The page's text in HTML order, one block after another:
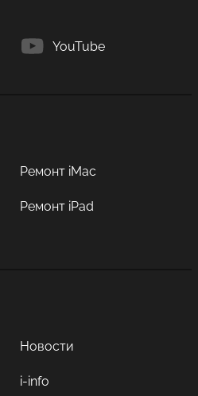
YouTube
Ремонт iMac
Ремонт iPad
Новости
i-info